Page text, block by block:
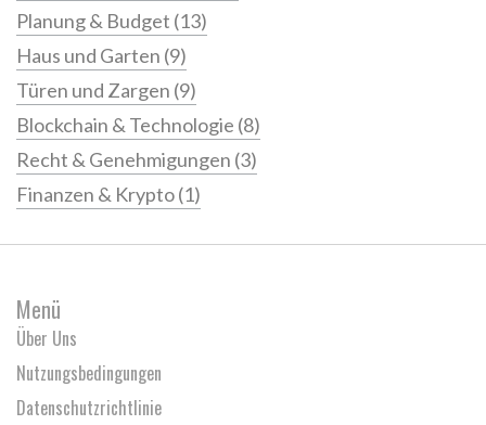
Planung & Budget (13)
Haus und Garten (9)
Türen und Zargen (9)
Blockchain & Technologie (8)
Recht & Genehmigungen (3)
Finanzen & Krypto(1)
Menü
Über Uns
Nutzungsbedingungen
Datenschutzrichtlinie